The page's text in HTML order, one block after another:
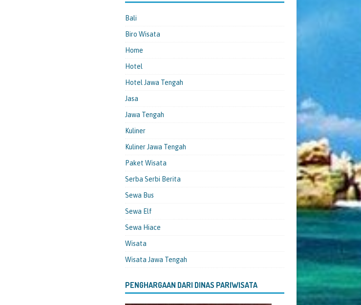
Bali
Biro Wisata
Home
Hotel
Hotel Jawa Tengah
Jasa
Jawa Tengah
Kuliner
Kuliner Jawa Tengah
Paket Wisata
Serba Serbi Berita
Sewa Bus
Sewa Elf
Sewa Hiace
Wisata
Wisata Jawa Tengah
PENGHARGAAN DARI DINAS PARIWISATA